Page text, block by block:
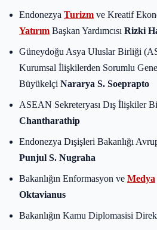
Endonezya Turizm ve Kreatif
Yatırım Başkan Yardımcısı Rizki
Güneydoğu Asya Uluslar Birliği
Kurumsal İlişkilerden Sorumlu Genel
Büyükelçi Nararya S. Soeprapto
ASEAN Sekreteryası Dış İlişkiler
Chantharathip
Endonezya Dışişleri Bakanlığı
Punjul S. Nugraha
Bakanlığın Enformasyon ve Medya
Oktavianus
Bakanlığın Kamu Diplomasisi